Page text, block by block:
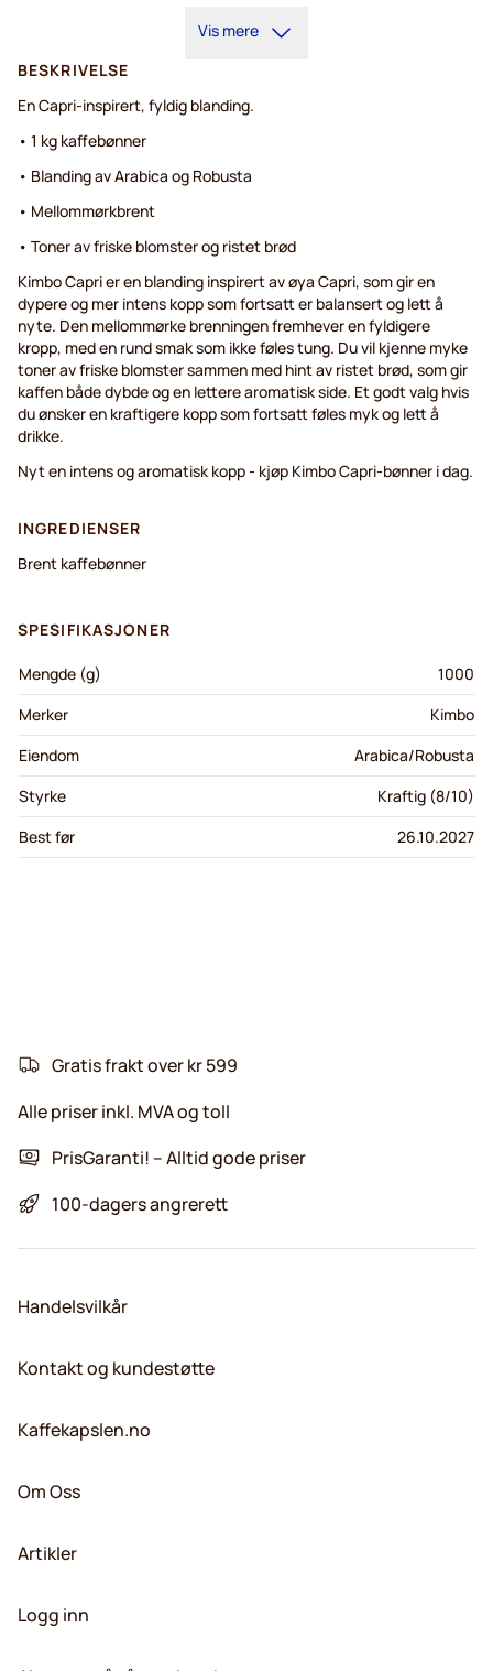
Vis mere
BESKRIVELSE
En Capri-inspirert, fyldig blanding.
• 1 kg kaffebønner
• Blanding av Arabica og Robusta
• Mellommørkbrent
• Toner av friske blomster og ristet brød
Kimbo Capri er en blanding inspirert av øya Capri, som gir en
dypere og mer intens kopp som fortsatt er balansert og lett å
nyte. Den mellommørke brenningen fremhever en fyldigere
kropp, med en rund smak som ikke føles tung. Du vil kjenne myke
toner av friske blomster sammen med hint av ristet brød, som gir
kaffen både dybde og en lettere aromatisk side. Et godt valg hvis
du ønsker en kraftigere kopp som fortsatt føles myk og lett å
drikke.
Nyt en intens og aromatisk kopp - kjøp Kimbo Capri-bønner i dag.
INGREDIENSER
Brent kaffebønner
SPESIFIKASJONER
Mengde (g)
1000
Merker
Kimbo
Eiendom
Arabica/Robusta
Styrke
Kraftig (8/10)
Best før
26.10.2027
Gratis frakt over kr 599
Alle priser inkl. MVA og toll
PrisGaranti! – Alltid gode priser
100-dagers angrerett
Handelsvilkår
Kontakt og kundestøtte
Kaffekapslen.no
Om Oss
Artikler
Logg inn